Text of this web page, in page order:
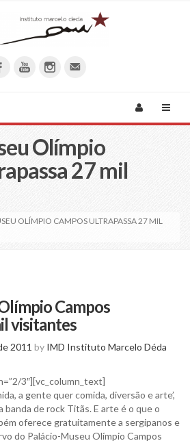
Olímpio
27 mil
OLÍMPIO CAMPOS ULTRAPASSA 27 MIL
Campos
visitantes
2011 by IMD Instituto Marcelo Déda
3″][vc_column_text]
a gente quer comida, diversão e arte’,
banda de rock Titãs. E arte é o que o
oferece gratuitamente a sergipanos e
do Palácio-Museu Olímpio Campos